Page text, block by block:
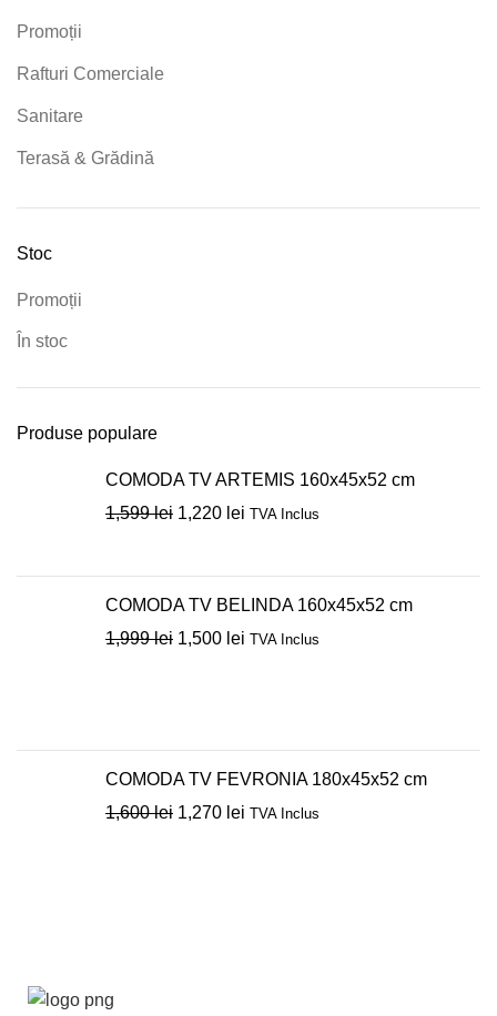
Promoții
Rafturi Comerciale
Sanitare
Terasă & Grădină
Stoc
Promoții
În stoc
Produse populare
COMODA TV ARTEMIS 160x45x52 cm
1,599lei 1,220 lei TVA Inclus
COMODA TV BELINDA 160x45x52 cm
1,999lei 1,500 lei TVA Inclus
COMODA TV FEVRONIA 180x45x52 cm
1,600lei 1,270 lei TVA Inclus